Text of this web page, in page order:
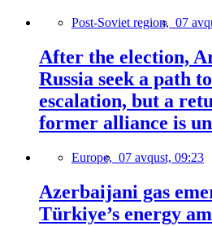
Post-Soviet region, 07
After the election,
Russia seek a path
escalation, but a
former alliance is
Europe, 07 avqust, 09:23
Azerbaijani gas
Türkiye’s energy